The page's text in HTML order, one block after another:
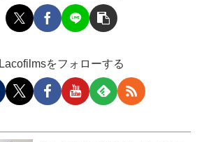
Lacofilmsをフォローする